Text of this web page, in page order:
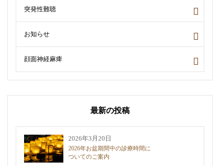
突発性難聴
お知らせ
顔面神経麻痺
最新の投稿
2026年3月20日
2026年お盆期間中の診療時間に
ついてのご案内